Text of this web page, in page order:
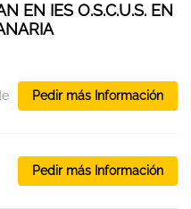
EN IES O.S.C.U.S. EN
Pedir más Información
Pedir más Información